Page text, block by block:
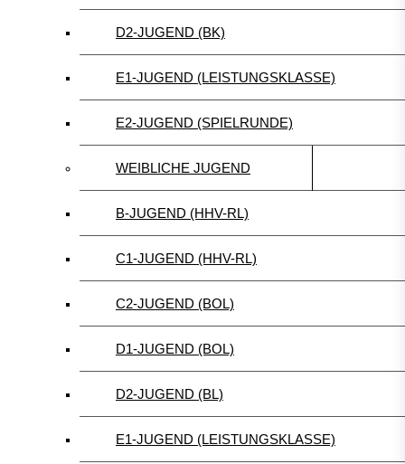
D2-JUGEND (BK)
E1-JUGEND (LEISTUNGSKLASSE)
E2-JUGEND (SPIELRUNDE)
WEIBLICHE JUGEND
B-JUGEND (HHV-RL)
C1-JUGEND (HHV-RL)
C2-JUGEND (BOL)
D1-JUGEND (BOL)
D2-JUGEND (BL)
E1-JUGEND (LEISTUNGSKLASSE)